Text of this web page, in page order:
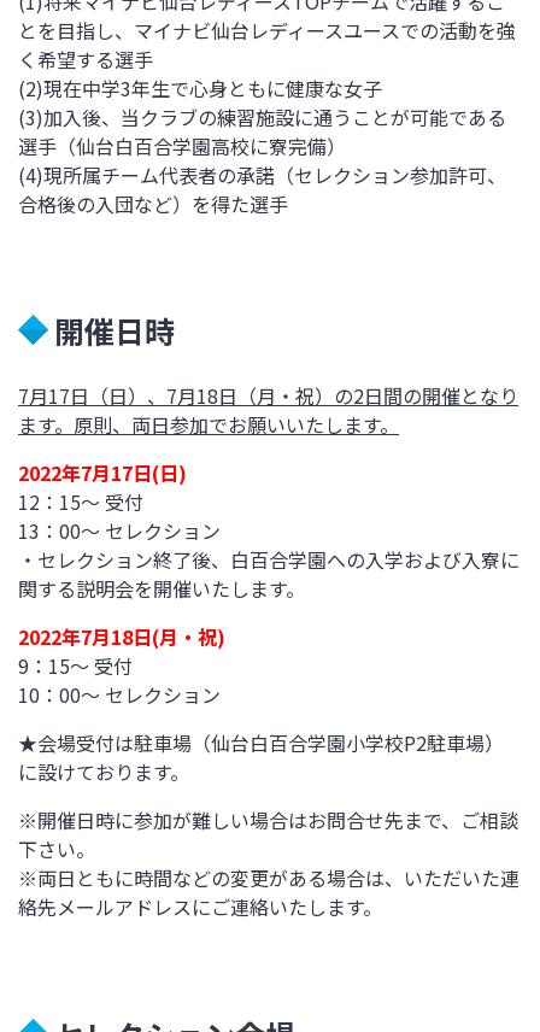
とを目指し、マイナビ仙台レディースユースでの活動を強
く希望する選手
(2)現在中学3年生で心身ともに健康な女子
(3)加入後、当クラブの練習施設に通うことが可能である
選手（仙台白百合学園高校に寮完備）
(4)現所属チーム代表者の承諾（セレクション参加許可、
合格後の入団など）を得た選手
開催日時
7月17日（日）、7月18日（月・祝）の2日間の開催となり
ます。原則、両日参加でお願いいたします。
2022年7月17日(日)
12：15～ 受付
13：00～ セレクション
・セレクション終了後、白百合学園への入学および入寮に
関する説明会を開催いたします。
2022年7月18日(月・祝)
9：15～ 受付
10：00～ セレクション
★会場受付は駐車場（仙台白百合学園小学校P2駐車場）
に設けております。
※開催日時に参加が難しい場合はお問合せ先まで、ご相談
下さい。
※両日ともに時間などの変更がある場合は、いただいた連
絡先メールアドレスにご連絡いたします。